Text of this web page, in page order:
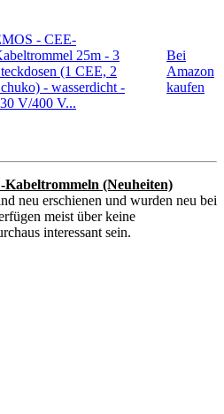
- CEE-
25m - 3
(1 CEE, 2
- wasserdicht -
V/400 V...
Bei
Amazon
kaufen
(Neuheiten)
neu erschienen und wurden neu bei
meist über keine
interessant sein.